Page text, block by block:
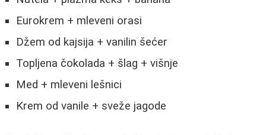
Eurokrem + mleveni orasi
Džem od kajsija + vanilin šećer
Topljena čokolada + šlag + višnje
Med + mleveni lešnici
Krem od vanile + sveže jagode